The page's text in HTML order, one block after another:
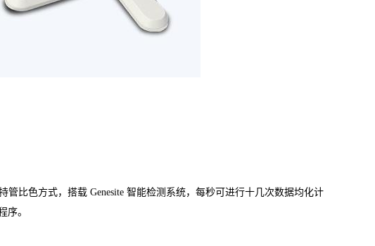
比色方式，搭载 Genesite 智能检测系统，每秒可进行十几次数据均化计
序。